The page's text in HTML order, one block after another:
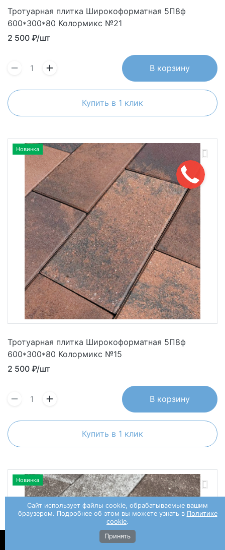
Тротуарная плитка Широкоформатная 5П8ф
600*300*80 Колормикс №21
2 500 ₽/шт
В корзину
Купить в 1 клик
Новинка
Тротуарная плитка Широкоформатная 5П8ф
600*300*80 Колормикс №15
2 500 ₽/шт
В корзину
Купить в 1 клик
Новинка
Сайт использует файлы cookie, обрабатываемые вашим
браузером. Подробнее об этом вы можете узнать в Политике
cookie.
Принять